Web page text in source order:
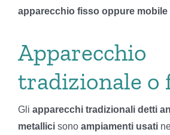
apparecchio fisso oppure mobile
Apparecchio
tradizionale o
Gli apparecchi tradizionali detti
metallicisonoampiamenti usati